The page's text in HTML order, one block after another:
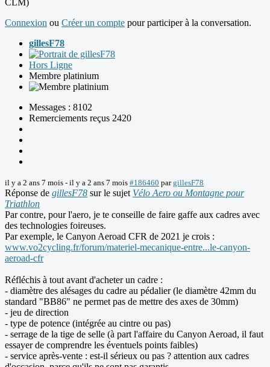
Connexion ou Créer un compte pour participer à la conversation.
gillesF78
Hors Ligne
Membre platinium
Messages : 8102
Remerciements reçus 2420
il y a 2 ans 7 mois - il y a 2 ans 7 mois #186460 pargillesF78
Réponse de gillesF78 sur le sujet Vélo Aero ou Montagne pour
Triathlon
Par contre, pour l'aero, je te conseille de faire gaffe aux cadres avec
des technologies foireuses.
Par exemple, le Canyon Aeroad CFR de 2021 je crois :
www.vo2cycling.fr/forum/materiel-mecanique-entre...le-canyon-
aeroad-cfr
Réfléchis à tout avant d'acheter un cadre :
- diamètre des alésages du cadre au pédalier (le diamètre 42mm du
standard "BB86" ne permet pas de mettre des axes de 30mm)
- jeu de direction
- type de potence (intégrée au cintre ou pas)
- serrage de la tige de selle (à part l'affaire du Canyon Aeroad, il faut
essayer de comprendre les éventuels points faibles)
- service après-vente : est-il sérieux ou pas ? attention aux cadres